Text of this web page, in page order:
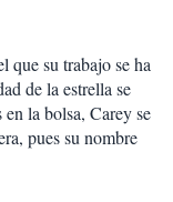
que su trabajo se ha
de la estrella se
la bolsa, Carey se
pues su nombre